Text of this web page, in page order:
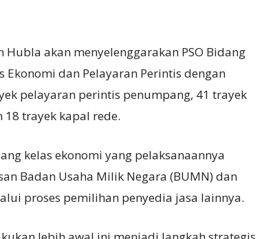
Hubla akan menyelenggarakan PSO Bidang
dan Pelayaran Perintis dengan
pelayaran perintis penumpang, 41 trayek
trayek kapal rede.
kelas ekonomi yang pelaksanaannya
Badan Usaha Milik Negara (BUMN) dan
proses pemilihan penyedia jasa lainnya.